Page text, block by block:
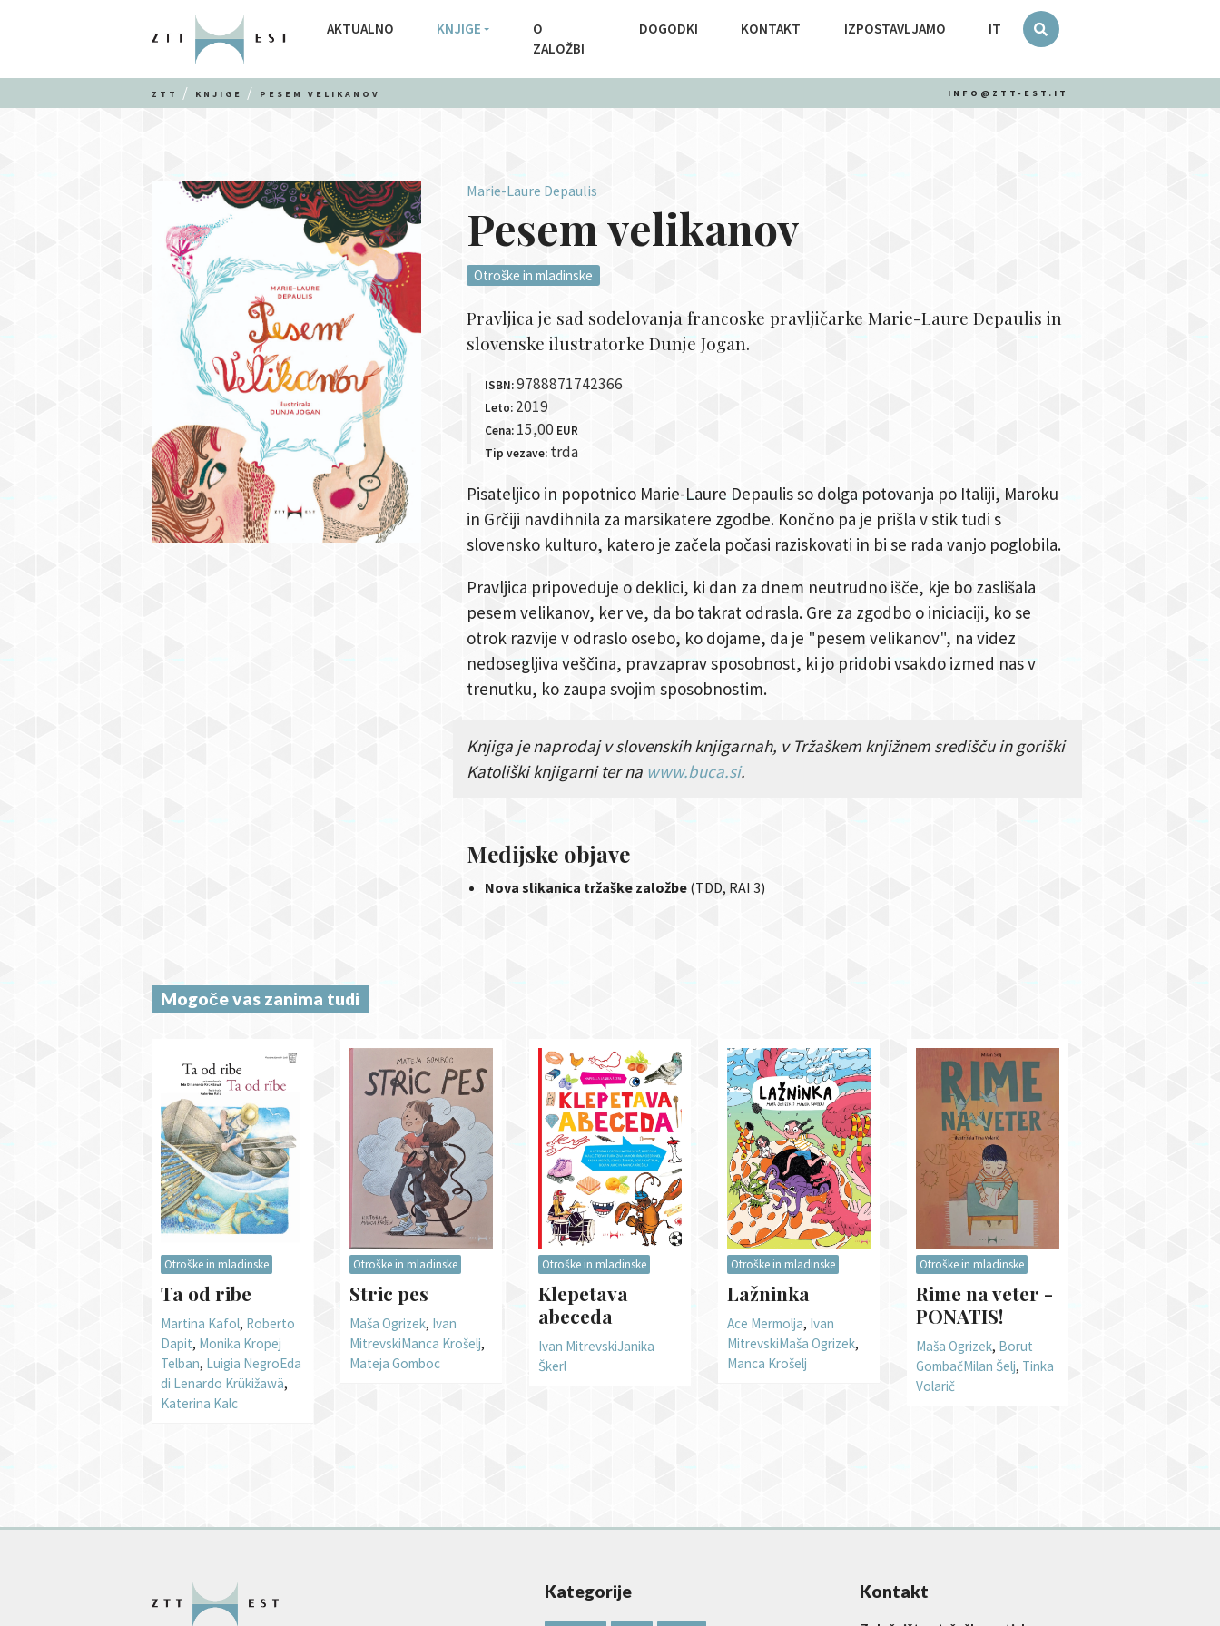
AKTUALNO KNJIGE
O
ZALOŽBI
DOGODKI KONTAKT IZPOSTAVLJAMO IT
ZTT KNJIGE PESEM VELIKANOV INFO@ZTT-EST.IT
Marie-Laure Depaulis
Pesem velikanov
Otroške in mladinske
Pravljica je sad sodelovanja francoske pravljičarke Marie-Laure Depaulis in
slovenske ilustratorke Dunje Jogan.
ISBN:9788871742366
Leto: 2019
Cena: 15,00 EUR
Tip vezave: trda
Pisateljico in popotnico Marie-Laure Depaulis so dolga potovanja po Italiji, Maroku
in Grčiji navdihnila za marsikatere zgodbe. Končno pa je prišla v stik tudi s
slovensko kulturo, katero je začela počasi raziskovati in bi se rada vanjo poglobila.
Pravljica pripoveduje o deklici, ki dan za dnem neutrudno išče, kje bo zaslišala
pesem velikanov, ker ve, da bo takrat odrasla. Gre za zgodbo o iniciaciji, ko se
otrok razvije v odraslo osebo, ko dojame, da je "pesem velikanov", na videz
nedosegljiva veščina, pravzaprav sposobnost, ki jo pridobi vsakdo izmed nas v
trenutku, ko zaupa svojim sposobnostim.
Knjiga je naprodaj v slovenskih knjigarnah, v Tržaškem knjižnem središču in goriški
Katoliški knjigarni ter na www.buca.si.
Medijske objave
Nova slikanica tržaške založbe(TDD, RAI 3)
Mogoče vas zanima tudi
Otroške in mladinske
Ta od ribe
Martina Kafol, Roberto
Dapit, Monika Kropej
Telban, Luigia NegroEda
di Lenardo Krükižawä,
Katerina Kalc
Otroške in mladinske
Stric pes
Maša Ogrizek, Ivan
MitrevskiManca Krošelj,
Mateja Gomboc
Otroške in mladinske
Klepetava
abeceda
Ivan MitrevskiJanika
Škerl
Otroške in mladinske
Lažninka
Ace Mermolja, Ivan
MitrevskiMaša Ogrizek,
Manca Krošelj
Otroške in mladinske
Rime na veter -
PONATIS!
Maša Ogrizek, Borut
GombačMilan Šelj, Tinka
Volarič
Kategorije Kontakt